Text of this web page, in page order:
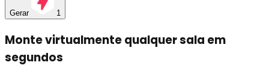
Gerar 1
Monte virtualmente qualquer sala em
segundos